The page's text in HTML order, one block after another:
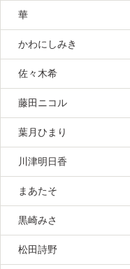
華
かわにしみき
佐々木希
藤田ニコル
葉月ひまり
川津明日香
まあたそ
黒崎みさ
松田詩野